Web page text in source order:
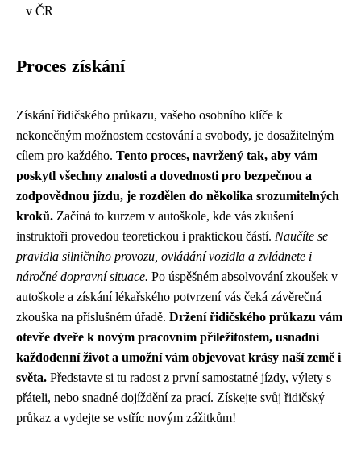
v ČR
Proces získání
Získání řidičského průkazu, vašeho osobního klíče k
nekonečným možnostem cestování a svobody, je dosažitelným
cílem pro každého. Tento proces, navržený tak, aby vám
poskytl všechny znalosti a dovednosti pro bezpečnou a
zodpovědnou jízdu, je rozdělen do několika srozumitelných
kroků. Začíná to kurzem v autoškole, kde vás zkušení
instruktoři provedou teoretickou i praktickou částí. Naučíte se
pravidla silničního provozu, ovládání vozidla a zvládnete i
náročné dopravní situace. Po úspěšném absolvování zkoušek v
autoškole a získání lékařského potvrzení vás čeká závěrečná
zkouška na příslušném úřadě. Držení řidičského průkazu vám
otevře dveře k novým pracovním příležitostem, usnadní
každodenní život a umožní vám objevovat krásy naší země i
světa. Představte si tu radost z první samostatné jízdy, výlety s
přáteli, nebo snadné dojíždění za prací. Získejte svůj řidičský
průkaz a vydejte se vstříc novým zážitkům!